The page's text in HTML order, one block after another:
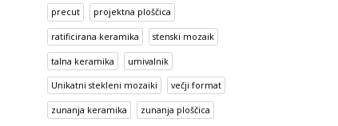
precut projektna ploščica
ratificirana keramika stenski mozaik
talna keramika umivalnik
Unikatni stekleni mozaiki večji format
zunanja keramika zunanja ploščica